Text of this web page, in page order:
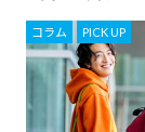
コラム PICK UP